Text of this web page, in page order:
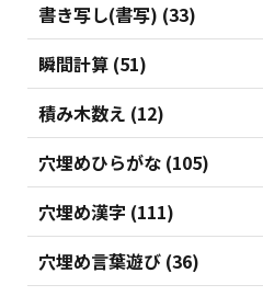
書き写し(書写) (33)
瞬間計算 (51)
積み木数え (12)
穴埋めひらがな (105)
穴埋め漢字 (111)
穴埋め言葉遊び (36)